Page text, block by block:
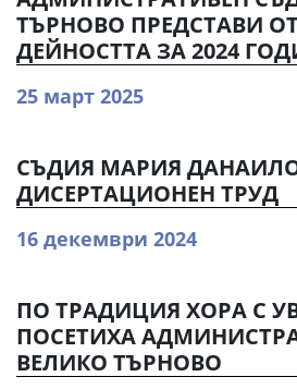
ТЪРНОВО ПРЕДСТАВИ
ДЕЙНОСТТА ЗА 2024
25 март 2025
СЪДИЯ МАРИЯ
ДИСЕРТАЦИОНЕН ТРУД
16 декември 2024
ПО ТРАДИЦИЯ ХОРА С
ПОСЕТИХА
ВЕЛИКО ТЪРНОВО